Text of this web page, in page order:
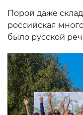
Порой даже
российская
было русской